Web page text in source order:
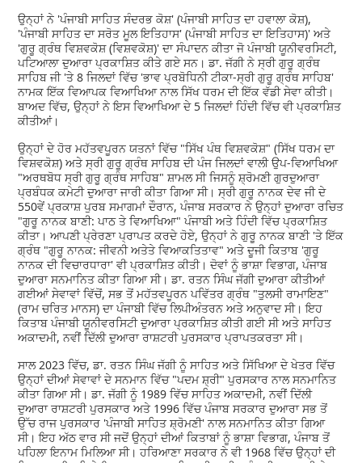
ਉਨ੍ਹਾਂ ਨੇ 'ਪੰਜਾਬੀ ਸਾਹਿਤ ਸੰਦਰਭ ਕੋਸ਼' (ਪੰਜਾਬੀ ਸਾਹਿਤ ਦਾ ਹਵਾਲਾ ਕੋਸ਼),
'ਪੰਜਾਬੀ ਸਾਹਿਤ ਦਾ ਸਰੋਤ ਮੂਲ ਇਤਿਹਾਸ' (ਪੰਜਾਬੀ ਸਾਹਿਤ ਦਾ ਇਤਿਹਾਸ)' ਅਤੇ
'ਗੁਰੂ ਗ੍ਰੰਥ ਵਿਸ਼ਵਕੋਸ਼ (ਵਿਸ਼ਵਕੋਸ਼)' ਦਾ ਸੰਪਾਦਨ ਕੀਤਾ ਜੋ ਪੰਜਾਬੀ ਯੂਨੀਵਰਸਿਟੀ,
ਪਟਿਆਲਾ ਦੁਆਰਾ ਪ੍ਰਕਾਸ਼ਿਤ ਕੀਤੇ ਗਏ ਸਨ। ਡਾ. ਜੱਗੀ ਨੇ ਸ੍ਰੀ ਗੁਰੂ ਗ੍ਰੰਥ
ਸਾਹਿਬ ਜੀ 'ਤੇ 8 ਜਿਲਦਾਂ ਵਿੱਚ 'ਭਾਵ ਪ੍ਰਬੋਧਿਨੀ ਟੀਕਾ-ਸ੍ਰੀ ਗੁਰੂ ਗ੍ਰੰਥ ਸਾਹਿਬ'
ਨਾਮਕ ਇੱਕ ਵਿਆਪਕ ਵਿਆਖਿਆ ਨਾਲ ਸਿੱਖ ਧਰਮ ਦੀ ਇੱਕ ਵੱਡੀ ਸੇਵਾ ਕੀਤੀ।
ਬਾਅਦ ਵਿੱਚ, ਉਨ੍ਹਾਂ ਨੇ ਇਸ ਵਿਆਖਿਆ ਦੇ 5 ਜਿਲਦਾਂ ਹਿੰਦੀ ਵਿੱਚ ਵੀ ਪ੍ਰਕਾਸ਼ਿਤ
ਕੀਤੀਆਂ।
ਉਨ੍ਹਾਂ ਦੇ ਹੋਰ ਮਹੱਤਵਪੂਰਨ ਯਤਨਾਂ ਵਿੱਚ "ਸਿੱਖ ਪੰਥ ਵਿਸ਼ਵਕੋਸ਼" (ਸਿੱਖ ਧਰਮ ਦਾ
ਵਿਸ਼ਵਕੋਸ਼) ਅਤੇ ਸ੍ਰੀ ਗੁਰੂ ਗ੍ਰੰਥ ਸਾਹਿਬ ਦੀ ਪੰਜ ਜਿਲਦਾਂ ਵਾਲੀ ਉਪ-ਵਿਆਖਿਆ
"ਅਰਥਬੋਧ ਸ੍ਰੀ ਗੁਰੂ ਗ੍ਰੰਥ ਸਾਹਿਬ" ਸ਼ਾਮਲ ਸੀ ਜਿਸਨੂੰ ਸ਼੍ਰੋਮਣੀ ਗੁਰਦੁਆਰਾ
ਪ੍ਰਬੰਧਕ ਕਮੇਟੀ ਦੁਆਰਾ ਜਾਰੀ ਕੀਤਾ ਗਿਆ ਸੀ। ਸ੍ਰੀ ਗੁਰੂ ਨਾਨਕ ਦੇਵ ਜੀ ਦੇ
550ਵੇਂ ਪ੍ਰਕਾਸ਼ ਪੁਰਬ ਸਮਾਗਮਾਂ ਦੌਰਾਨ, ਪੰਜਾਬ ਸਰਕਾਰ ਨੇ ਉਨ੍ਹਾਂ ਦੁਆਰਾ ਰਚਿਤ
"ਗੁਰੂ ਨਾਨਕ ਬਾਣੀ: ਪਾਠ ਤੇ ਵਿਆਖਿਆ" ਪੰਜਾਬੀ ਅਤੇ ਹਿੰਦੀ ਵਿੱਚ ਪ੍ਰਕਾਸ਼ਿਤ
ਕੀਤਾ। ਆਪਣੀ ਪ੍ਰੇਰਣਾ ਪ੍ਰਾਪਤ ਕਰਦੇ ਹੋਏ, ਉਨ੍ਹਾਂ ਨੇ ਗੁਰੂ ਨਾਨਕ ਬਾਣੀ 'ਤੇ ਇੱਕ
ਗ੍ਰੰਥ "ਗੁਰੂ ਨਾਨਕ: ਜੀਵਨੀ ਅਤੇਤੇ ਵਿਆਕਤਿਤਾਵ" ਅਤੇ ਦੂਜੀ ਕਿਤਾਬ 'ਗੁਰੂ
ਨਾਨਕ ਦੀ ਵਿਚਾਰਧਾਰਾ' ਵੀ ਪ੍ਰਕਾਸ਼ਿਤ ਕੀਤੀ। ਦੋਵਾਂ ਨੂੰ ਭਾਸ਼ਾ ਵਿਭਾਗ, ਪੰਜਾਬ
ਦੁਆਰਾ ਸਨਮਾਨਿਤ ਕੀਤਾ ਗਿਆ ਸੀ। ਡਾ. ਰਤਨ ਸਿੰਘ ਜੱਗੀ ਦੁਆਰਾ ਕੀਤੀਆਂ
ਗਈਆਂ ਸੇਵਾਵਾਂ ਵਿੱਚੋਂ, ਸਭ ਤੋਂ ਮਹੱਤਵਪੂਰਨ ਪਵਿੱਤਰ ਗ੍ਰੰਥ "ਤੁਲਸੀ ਰਾਮਾਇਣ"
(ਰਾਮ ਚਰਿਤ ਮਾਨਸ) ਦਾ ਪੰਜਾਬੀ ਵਿੱਚ ਲਿਪੀਅੰਤਰਨ ਅਤੇ ਅਨੁਵਾਦ ਸੀ। ਇਹ
ਕਿਤਾਬ ਪੰਜਾਬੀ ਯੂਨੀਵਰਸਿਟੀ ਦੁਆਰਾ ਪ੍ਰਕਾਸ਼ਿਤ ਕੀਤੀ ਗਈ ਸੀ ਅਤੇ ਸਾਹਿਤ
ਅਕਾਦਮੀ, ਨਵੀਂ ਦਿੱਲੀ ਦੁਆਰਾ ਰਾਸ਼ਟਰੀ ਪੁਰਸਕਾਰ ਪ੍ਰਾਪਤਕਰਤਾ ਸੀ।
ਸਾਲ 2023 ਵਿੱਚ, ਡਾ. ਰਤਨ ਸਿੰਘ ਜੱਗੀ ਨੂੰ ਸਾਹਿਤ ਅਤੇ ਸਿੱਖਿਆ ਦੇ ਖੇਤਰ ਵਿੱਚ
ਉਨ੍ਹਾਂ ਦੀਆਂ ਸੇਵਾਵਾਂ ਦੇ ਸਨਮਾਨ ਵਿੱਚ "ਪਦਮ ਸ਼੍ਰੀ" ਪੁਰਸਕਾਰ ਨਾਲ ਸਨਮਾਨਿਤ
ਕੀਤਾ ਗਿਆ ਸੀ। ਡਾ. ਜੱਗੀ ਨੂੰ 1989 ਵਿੱਚ ਸਾਹਿਤ ਅਕਾਦਮੀ, ਨਵੀਂ ਦਿੱਲੀ
ਦੁਆਰਾ ਰਾਸ਼ਟਰੀ ਪੁਰਸਕਾਰ ਅਤੇ 1996 ਵਿੱਚ ਪੰਜਾਬ ਸਰਕਾਰ ਦੁਆਰਾ ਸਭ ਤੋਂ
ਉੱਚ ਰਾਜ ਪੁਰਸਕਾਰ 'ਪੰਜਾਬੀ ਸਾਹਿਤ ਸ਼੍ਰੋਮਣੀ' ਨਾਲ ਸਨਮਾਨਿਤ ਕੀਤਾ ਗਿਆ
ਸੀ। ਇਹ ਅੱਠ ਵਾਰ ਸੀ ਜਦੋਂ ਉਨ੍ਹਾਂ ਦੀਆਂ ਕਿਤਾਬਾਂ ਨੂੰ ਭਾਸ਼ਾ ਵਿਭਾਗ, ਪੰਜਾਬ ਤੋਂ
ਪਹਿਲਾ ਇਨਾਮ ਮਿਲਿਆ ਸੀ। ਹਰਿਆਣਾ ਸਰਕਾਰ ਨੇ ਵੀ 1968 ਵਿੱਚ ਉਨ੍ਹਾਂ ਦੀ